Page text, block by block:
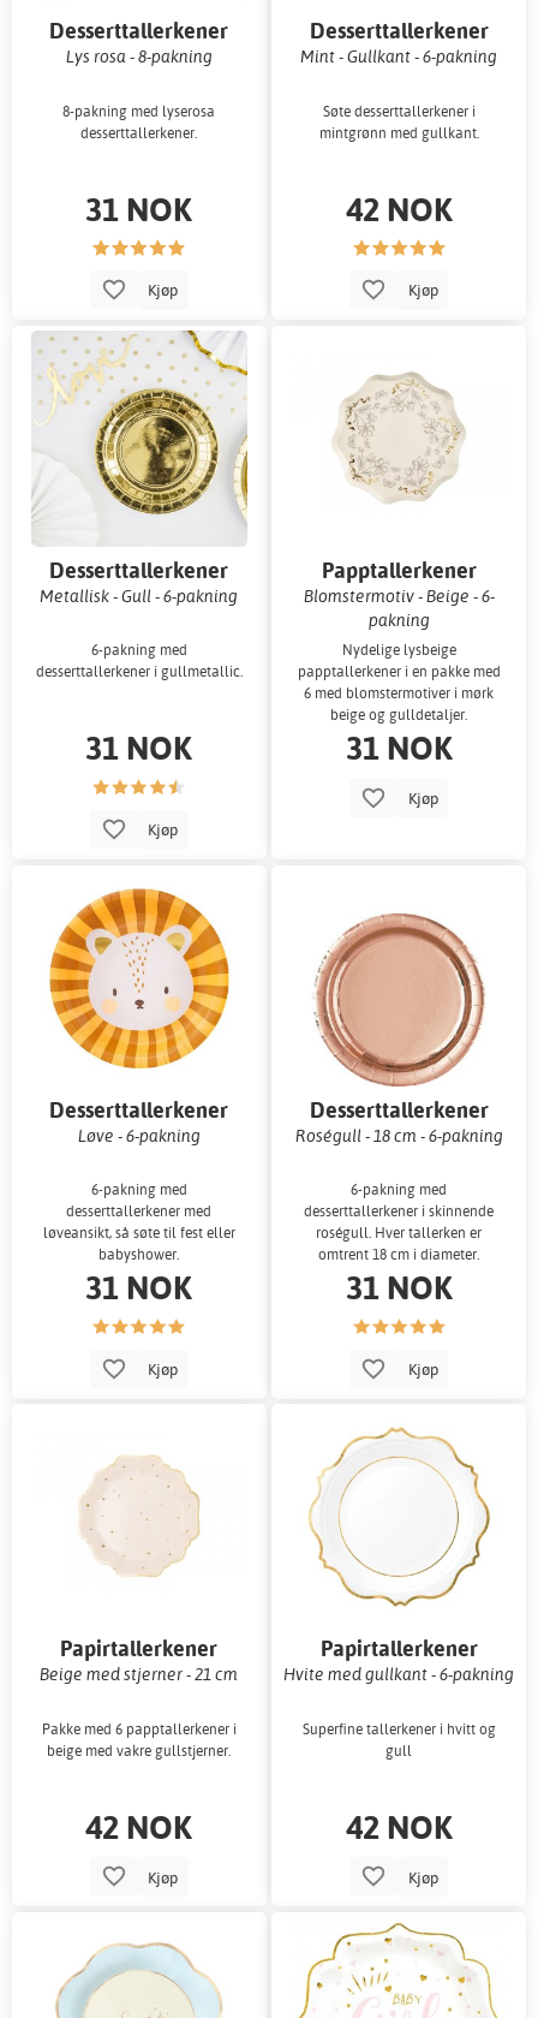
Desserttallerkener
Lys rosa - 8-pakning
8-pakning med lyserosa
desserttallerkener.
31 NOK
Kjøp
Desserttallerkener
Mint - Gullkant - 6-pakning
Søte desserttallerkener i
mintgrønn med gullkant.
42 NOK
Kjøp
Desserttallerkener
Metallisk - Gull - 6-pakning
6-pakning med
desserttallerkener i gullmetallic.
31 NOK
Kjøp
Papptallerkener
Blomstermotiv - Beige - 6-
pakning
Nydelige lysbeige
papptallerkener i en pakke med
6 med blomstermotiver i mørk
beige og gulldetaljer.
31 NOK
Kjøp
Desserttallerkener
Løve - 6-pakning
6-pakning med
desserttallerkener med
løveansikt, så søte til fest eller
babyshower.
31 NOK
Kjøp
Desserttallerkener
Roségull - 18 cm - 6-pakning
6-pakning med
desserttallerkener i skinnende
roségull. Hver tallerken er
omtrent 18 cm i diameter.
31 NOK
Kjøp
Papirtallerkener
Beige med stjerner - 21 cm
Pakke med 6 papptallerkener i
beige med vakre gullstjerner.
42 NOK
Kjøp
Papirtallerkener
Hvite med gullkant - 6-pakning
Superfine tallerkener i hvitt og
gull
42 NOK
Kjøp